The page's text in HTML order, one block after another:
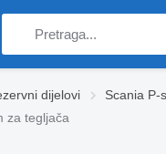
dijelovi Scania P-
za tegljača